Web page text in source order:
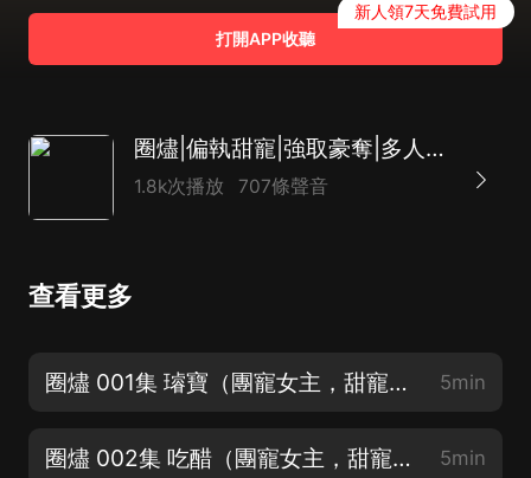
打開APP收聽
新人領7天免費試用
圈燼|偏執甜寵|強取豪奪|多人有聲劇
1.8k次播放 707條聲音
查看更多
圈燼 001集 璿寶（團寵女主，甜寵加倍 ，三集上癮不要錯過） ） 5min
圈燼 002集 吃醋（團寵女主，甜寵加倍 ，三集上癮不要錯過） 5min